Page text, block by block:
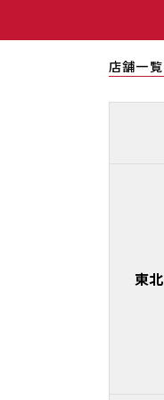
店舗一覧
東北